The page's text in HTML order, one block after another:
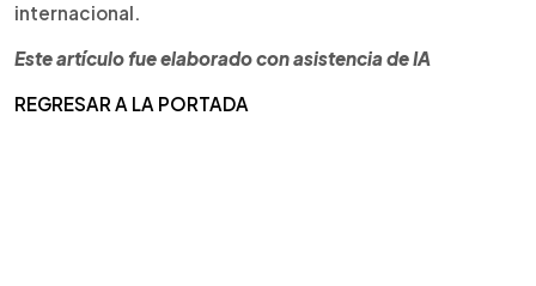
internacional.
Este artículo fue elaborado con asistencia de IA
REGRESAR A LA PORTADA